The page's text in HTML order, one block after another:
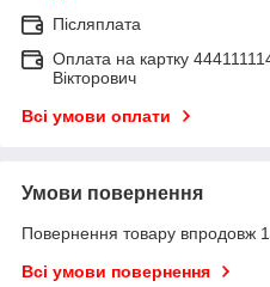
Післяплата
Оплата на картку
Вікторович
Всі умови оплати
Умови повернення
Повернення товару впродовж
Всі умови повернення